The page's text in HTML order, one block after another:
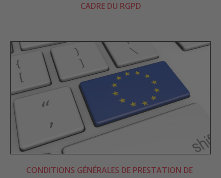
CADRE DU RGPD
CONDITIONS GÉNÉRALES DE PRESTATION DE